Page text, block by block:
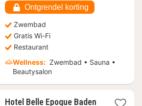
1025,94
Ontgrendel korting
Zwembad
Gratis Wi-Fi
Restaurant
Wellness: Zwembad • Sauna •
Beautysalon
Hotel Belle Epoque Baden